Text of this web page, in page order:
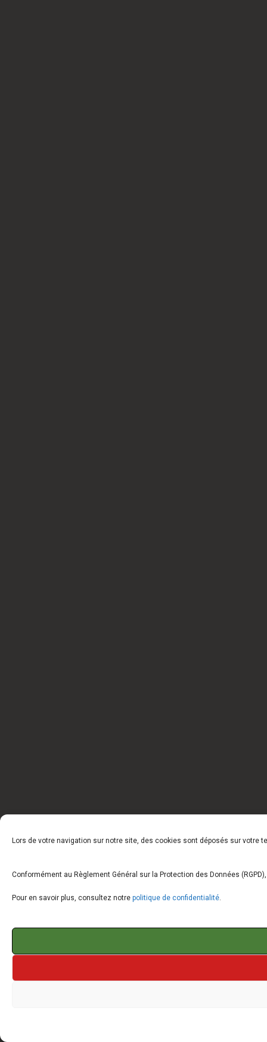
Lors de votre navigation sur notre site, des cookies sont déposés sur votre
Conformément au Règlement Général sur la Protection des Données
Pour en savoir plus, consultez notre politique de confidentialité.